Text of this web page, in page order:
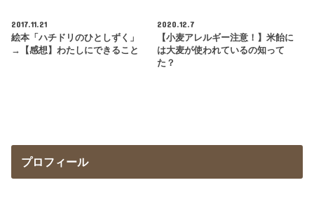
2017.11.21
絵本「ハチドリのひとしずく」
→【感想】わたしにできること
2020.12.7
【小麦アレルギー注意！】米飴に
は大麦が使われているの知って
た？
プロフィール